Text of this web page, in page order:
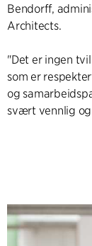
Bendorff,
Architects.
"Det er ingen
som er
og
svært vennlig og